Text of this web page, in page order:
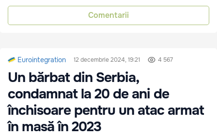
Comentarii
Eurointegration 12 decembrie 2024, 19:21 4 567
Un bărbat din Serbia,
condamnat la 20 de ani de
închisoare pentru un atac armat
în masă în 2023